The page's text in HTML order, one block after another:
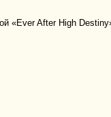
«Ever After High